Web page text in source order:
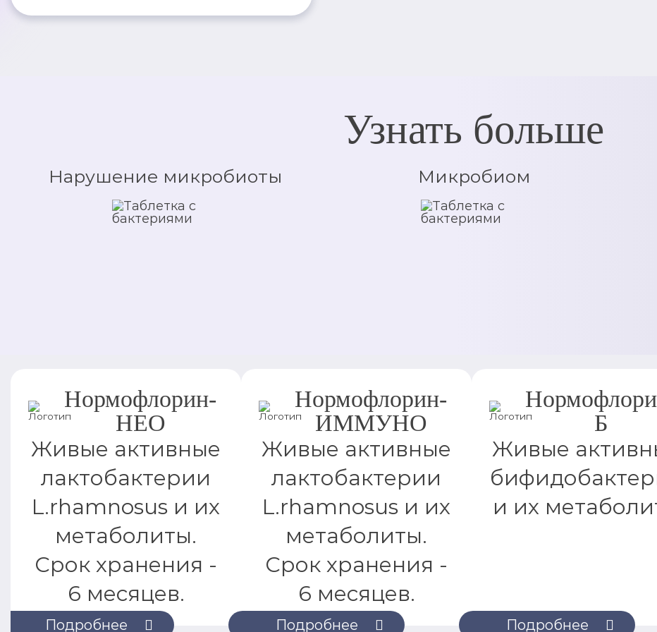
Узнать больше
Нарушение микробиоты Микробиом
Подробнее
Нормофлорин-
НЕО
Живые активные
лактобактерии
L.rhamnosus и их
метаболиты.
Срок хранения -
6 месяцев.
Подробнее
Нормофлорин-
ИММУНО
Живые активные
лактобактерии
L.rhamnosus и их
метаболиты.
Срок хранения -
6 месяцев.
Подробнее
Б
Живые
и их